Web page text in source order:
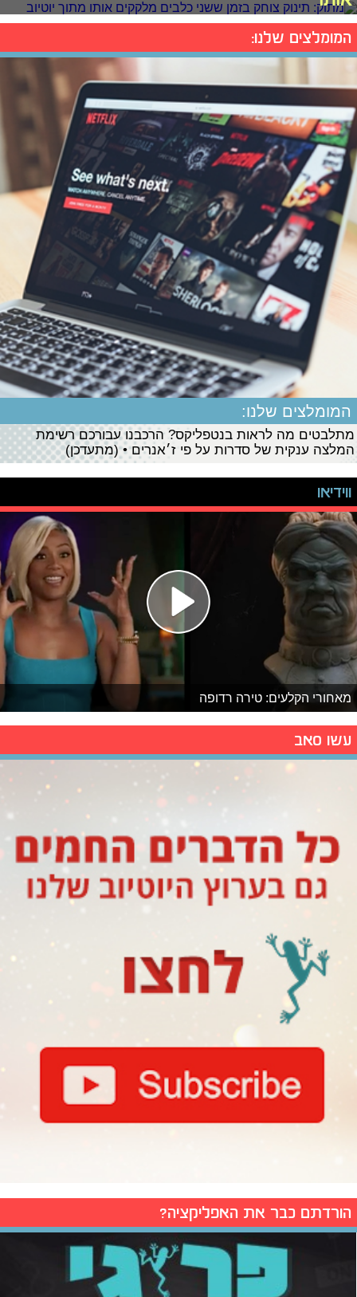
המומלצים שלנו:
המומלצים שלנו:
מתלבטים מה לראות בנטפליקס? הרכבנו עבורכם רשימת
המלצה ענקית של סדרות על פי ז׳אנרים • (מתעדכן)
ווידיאו
מאחורי הקלעים: טירה רדופה
עשו סאב
הורדתם כבר את האפליקציה?